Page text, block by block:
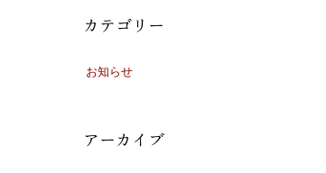
カテゴリー
お知らせ
アーカイブ